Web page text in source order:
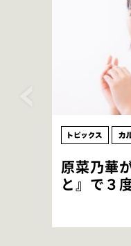
原菜乃華
と』で３
「お邪魔
感覚で